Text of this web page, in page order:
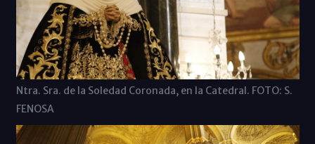
Ntra. Sra. de la Soledad Coronada, en la Catedral. FOTO: S.
FENOSA